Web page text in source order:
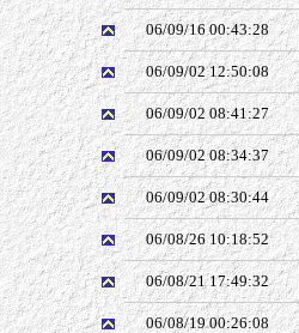
06/09/16 00:43:28
06/09/02 12:50:08
06/09/02 08:41:27
06/09/02 08:34:37
06/09/02 08:30:44
06/08/26 10:18:52
06/08/21 17:49:32
06/08/19 00:26:08